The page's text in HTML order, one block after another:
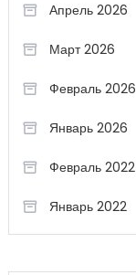
Апрель 2026
Март 2026
Февраль 2026
Январь 2026
Февраль 2022
Январь 2022